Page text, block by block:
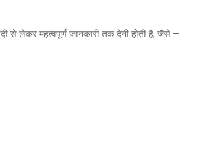
से लेकर महत्वपूर्ण जानकारी तक देनी होती है, जैसे —